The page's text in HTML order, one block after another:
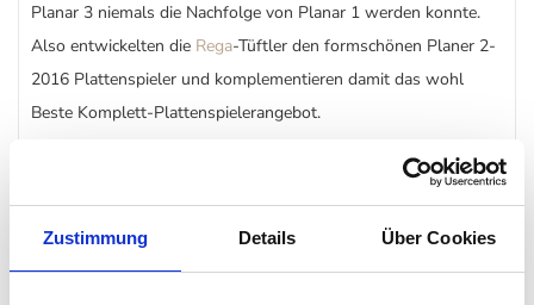
Zustimmung Details Über Cookies
Planar 3 niemals die Nachfolge von Planar 1 werden konnte.
Also entwickelten die Rega-Tüftler den formschönen Planer 2-
2016 Plattenspieler und komplementieren damit das wohl
Beste Komplett-Plattenspielerangebot.
Hochglanz Design mit Acrylbeschichtung, Vibrationsärmer
brandneuer RB-220 Tonarm schenken dem Planar 2